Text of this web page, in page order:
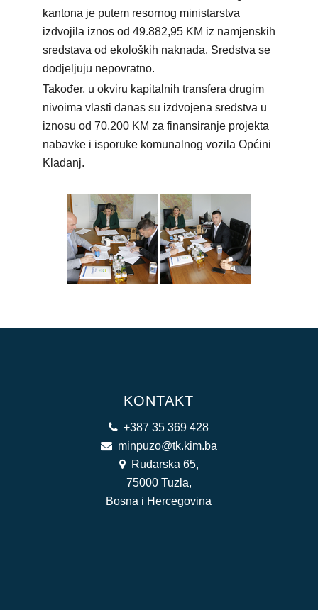
kantona je putem resornog ministarstva
izdvojila iznos od 49.882,95 KM iz namjenskih
sredstava od ekoloških naknada. Sredstva se
dodjeljuju nepovratno.
Također, u okviru kapitalnih transfera drugim
nivoima vlasti danas su izdvojena sredstva u
iznosu od 70.200 KM za finansiranje projekta
nabavke i isporuke komunalnog vozila Općini
Kladanj.
KONTAKT
+387 35 369 428
minpuzo@tk.kim.ba
Rudarska 65,
75000 Tuzla,
Bosna i Hercegovina